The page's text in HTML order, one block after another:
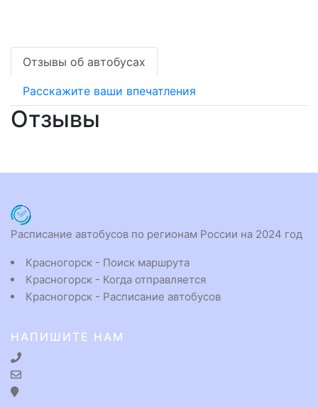
Отзывы об автобусах
Расскажите ваши впечатления
Отзывы
Расписание автобусов по регионам России на 2024 год
Красногорск - Поиск маршрута
Красногорск - Когда отправляется
Красногорск - Расписание автобусов
НАПИШИТЕ НАМ